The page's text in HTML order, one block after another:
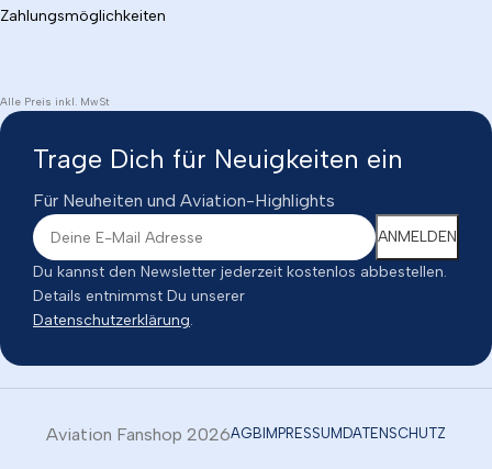
Zahlungsmöglichkeiten
Alle Preis inkl. MwSt
Trage Dich für Neuigkeiten ein
Für Neuheiten und Aviation-Highlights
Du kannst den Newsletter jederzeit kostenlos abbestellen.
Details entnimmst Du unserer
Datenschutzerklärung.
Aviation Fanshop 2026AGB IMPRESSUM DATENSCHUTZ